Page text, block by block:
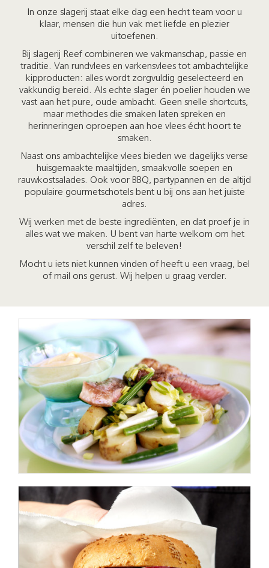
In onze slagerij staat elke dag een hecht team voor u
klaar, mensen die hun vak met liefde en plezier
uitoefenen.
Bij slagerij Reef combineren we vakmanschap, passie en
traditie. Van rundvlees en varkensvlees tot ambachtelijke
kipproducten: alles wordt zorgvuldig geselecteerd en
vakkundig bereid. Als echte slager én poelier houden we
vast aan het pure, oude ambacht. Geen snelle shortcuts,
maar methodes die smaken laten spreken en
herinneringen oproepen aan hoe vlees écht hoort te
smaken.
Naast ons ambachtelijke vlees bieden we dagelijks verse
huisgemaakte maaltijden, smaakvolle soepen en
rauwkostsalades. Ook voor BBQ, partypannen en de altijd
populaire gourmetschotels bent u bij ons aan het juiste
adres.
Wij werken met de beste ingrediënten, en dat proef je in
alles wat we maken. U bent van harte welkom om het
verschil zelf te beleven!
Mocht u iets niet kunnen vinden of heeft u een vraag, bel
of mail ons gerust. Wij helpen u graag verder.